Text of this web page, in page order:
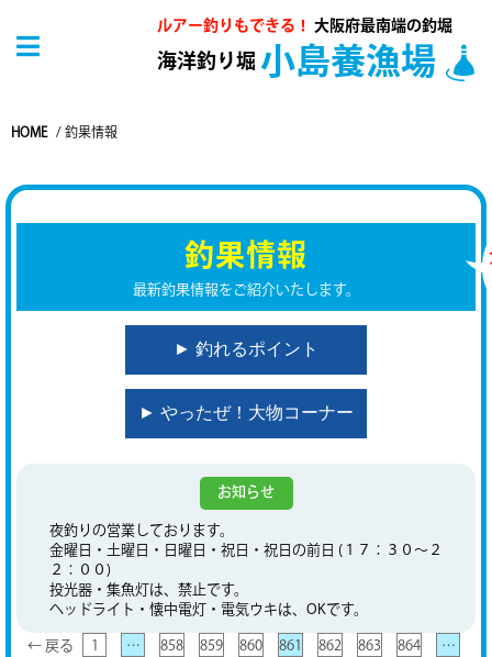
ルアー釣りもできる！ 大阪府最南端の釣堀
海洋釣り堀 小島養漁場
HOME / 釣果情報
釣果情報
最新釣果情報をご紹介いたします。
► 釣れるポイント
► やったぜ！大物コーナー
お知らせ
夜釣りの営業しております。
金曜日・土曜日・日曜日・祝日・祝日の前日 (１７：３０～２
２：００)
投光器・集魚灯は、禁止です。
ヘッドライト・懐中電灯・電気ウキは、OKです。
← 戻る 1 … 858 859 860 861 862 863 864
…